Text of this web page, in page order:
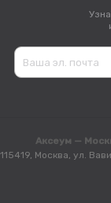
Аксеум —
115419, Москва, ул.